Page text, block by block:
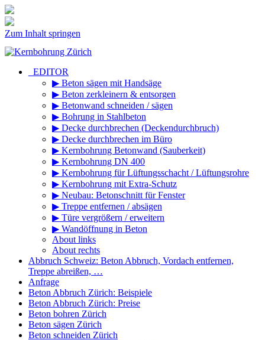
Zum Inhalt springen
_EDITOR
▶ Beton sägen mit Handsäge
▶ Beton zerkleinern & entsorgen
▶ Betonwand schneiden / sägen
▶ Bohrung in Stahlbeton
▶ Decke durchbrechen (Deckendurchbruch)
▶ Decke durchbrechen im Büro
▶ Kernbohrung Betonwand (Sauberkeit)
▶ Kernbohrung DN 400
▶ Kernbohrung für Lüftungsschacht / Lüftungsrohre
▶ Kernbohrung mit Extra-Schutz
▶ Neubau: Betonschnitt für Fenster
▶ Treppe entfernen / absägen
▶ Türe vergrößern / erweitern
▶ Wandöffnung in Beton
About links
About rechts
Abbruch Schweiz: Beton Abbruch, Vordach entfernen,
Treppe abreißen, …
Anfrage
Beton Abbruch Zürich: Beispiele
Beton Abbruch Zürich: Preise
Beton bohren Zürich
Beton sägen Zürich
Beton schneiden Zürich